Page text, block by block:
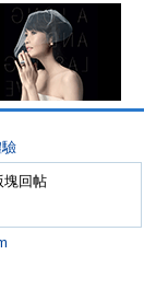
塊回帖